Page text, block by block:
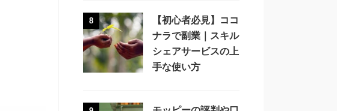
8
【初心者必見】ココ
ナラで副業｜スキル
シェアサービスの上
手な使い方